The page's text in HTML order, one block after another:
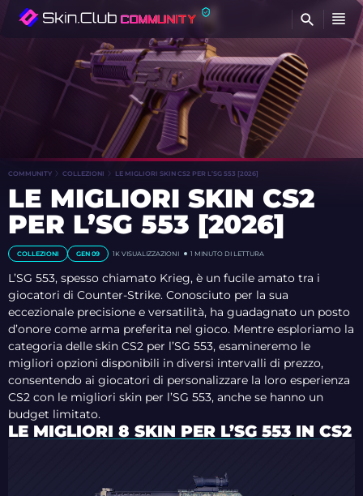
COMMUNITY COLLEZIONI LE MIGLIORI SKIN CS2 PER L’SG 553 [2026]
LE MIGLIORI SKIN CS2
PER L’SG 553 [2026]
COLLEZIONI GEN 09 1K VISUALIZZAZIONI 1 MINUTO DI LETTURA
L’SG 553, spesso chiamato Krieg, è un fucile amato tra i
giocatori di Counter-Strike. Conosciuto per la sua
eccezionale precisione e versatilità, ha guadagnato un posto
d’onore come arma preferita nel gioco. Mentre esploriamo la
categoria delle skin CS2 per l’SG 553, esamineremo le
migliori opzioni disponibili in diversi intervalli di prezzo,
consentendo ai giocatori di personalizzare la loro esperienza
CS2 con le migliori skin per l’SG 553, anche se hanno un
budget limitato.
LE MIGLIORI 8 SKIN PER L’SG 553 IN CS2